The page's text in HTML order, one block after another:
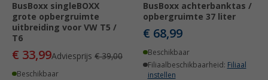
BusBoxx singleBOXX
grote opbergruimte
uitbreiding voor VW T5 /
T6
€ 33,99Adviesprijs € 39,00
Beschikbaar
BusBoxx achterbanktas /
opbergruimte 37 liter
€ 68,99
Beschikbaar
Filiaalbeschikbaarheid: Filiaal
instellen